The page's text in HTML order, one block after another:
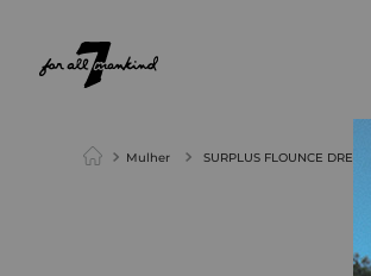
Mulher SURPLUS FLOUNCE DRESS